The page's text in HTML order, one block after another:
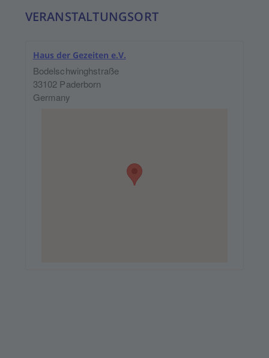
VERANSTALTUNGSORT
Haus der Gezeiten e.V.
Bodelschwinghstraße
33102 Paderborn
Germany